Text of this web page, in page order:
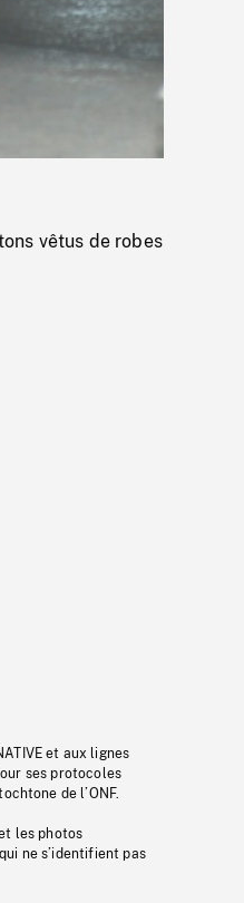
Rate
vêtus de robes
et aux lignes
ses protocoles
de l’ONF.
les photos
ne s’identifient pas